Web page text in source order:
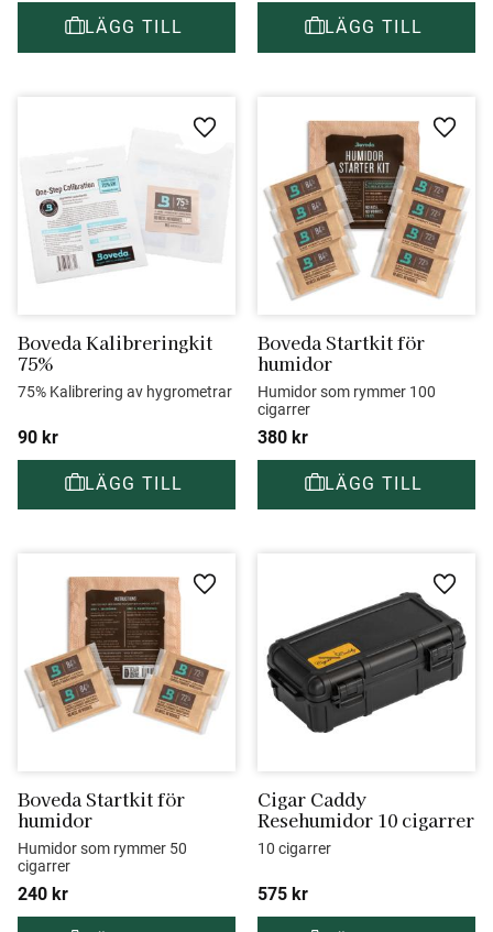
Boveda Kalibreringkit
75%
75% Kalibrering av hygrometrar
90 kr
Lägg till i favoriter
Boveda Startkit för
humidor
Humidor som rymmer 100
cigarrer
380 kr
Lägg
Boveda Startkit för
humidor
Humidor som rymmer 50
cigarrer
240 kr
Lägg till i favoriter
Cigar Caddy
Resehumidor 10 cigarrer
10 cigarrer
575 kr
Lägg